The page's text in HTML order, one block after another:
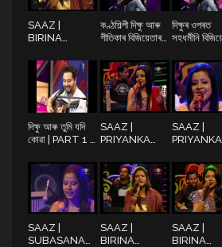
SAAZ |
BIRINA
MOROME
DILE
কণ্ঠশিল্পী দিক্ষু আৰু
গীতিকাৰ বিজিয়েতাৰ
PART 4 |
RAMDHENU_BIXESH
দিক্ষুৰ ওপৰত
সহধৰ্মীনি
দিক্ষু আৰু তুমি যদি
কোৱা | PART 1 |
SAAZ |
PRIYANKA
JOMUNAR
BALIT BOHI
SAAZ |
PRIYANKA
JODI
SAAZ |
SUBASANA
SAAZ |
BIRINA
SAAZ |
BIRINA